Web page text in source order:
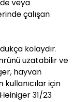
veya
çalışan
kolaydır.
uzatabilir ve
hayvan
için
31/23